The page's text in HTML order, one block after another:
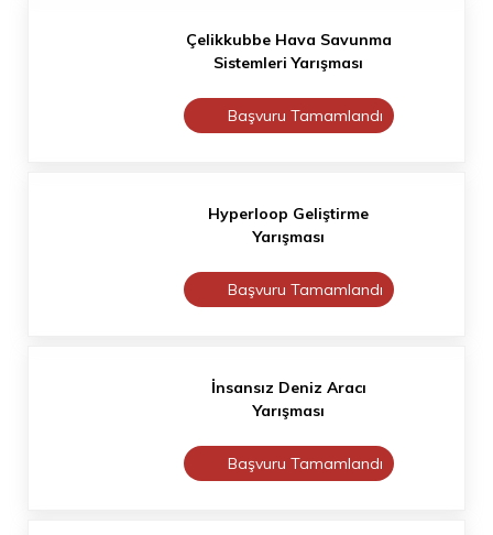
Çelikkubbe Hava Savunma
Sistemleri Yarışması
Başvuru Tamamlandı
Hyperloop Geliştirme
Yarışması
Başvuru Tamamlandı
İnsansız Deniz Aracı
Yarışması
Başvuru Tamamlandı